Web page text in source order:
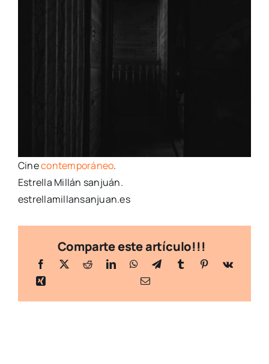
Cinecontemporáneo.
Estrella Millán sanjuán.
estrellamillansanjuan.es
Comparte este artículo!!!